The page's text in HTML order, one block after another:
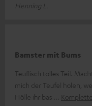
Henning L.
Bamster mit Bums
Teuflisch tolles Teil.
mich der Teufel holen,
Hölle ihr bas